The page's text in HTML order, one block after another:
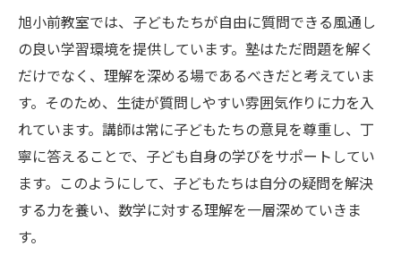
旭小前教室では、子どもたちが自由に質問できる風通し
の良い学習環境を提供しています。塾はただ問題を解く
だけでなく、理解を深める場であるべきだと考えていま
す。そのため、生徒が質問しやすい雰囲気作りに力を入
れています。講師は常に子どもたちの意見を尊重し、丁
寧に答えることで、子ども自身の学びをサポートしてい
ます。このようにして、子どもたちは自分の疑問を解決
する力を養い、数学に対する理解を一層深めていきま
す。